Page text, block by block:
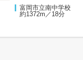
富岡市立南中学校
約1372m／18分